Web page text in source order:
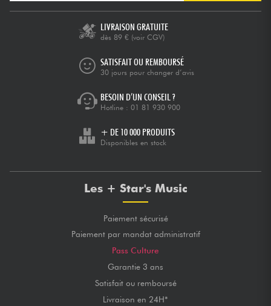
LIVRAISON GRATUITE
dès 89 € (voir CGV)
SATISFAIT OU REMBOURSÉ
30 jours pour changer d’avis
BESOIN D’UN CONSEIL ?
Hotline : 01 81 930 900
+ DE 10 000 PRODUITS
Disponibles en stock
Les + Star's Music
Paiement sécurisé
Paiement par mandat administratif
Pass Culture
Garantie 3 ans
Satisfait ou remboursé
Livraison en 24H*